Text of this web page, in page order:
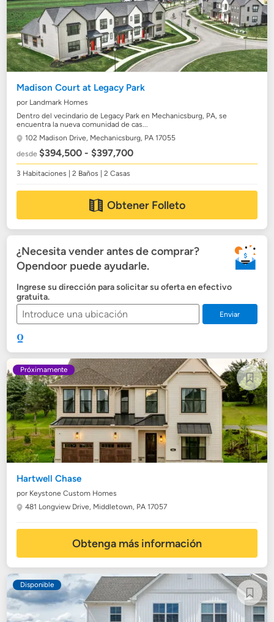
Madison Court at Legacy Park
por Landmark Homes
Dentro del vecindario de Legacy Park en Mechanicsburg, PA, se
encuentra la nueva comunidad de cas...
102 Madison Drive, Mechanicsburg, PA 17055
desde$394,500 - $397,700
3 Habitaciones | 2 Baños | 2 Casas
Obtener Folleto
¿Necesita vender antes de comprar?
Opendoor puede ayudarle.
Ingrese su dirección para solicitar su oferta en efectivo
gratuita.
Enviar
Próximamente
Hartwell Chase
por Keystone Custom Homes
481 Longview Drive, Middletown, PA 17057
Obtenga más información
Disponible